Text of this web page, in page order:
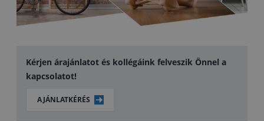
Kérjen árajánlatot és kollégáink felveszik Önnel a
kapcsolatot!
AJÁNLATKÉRÉS